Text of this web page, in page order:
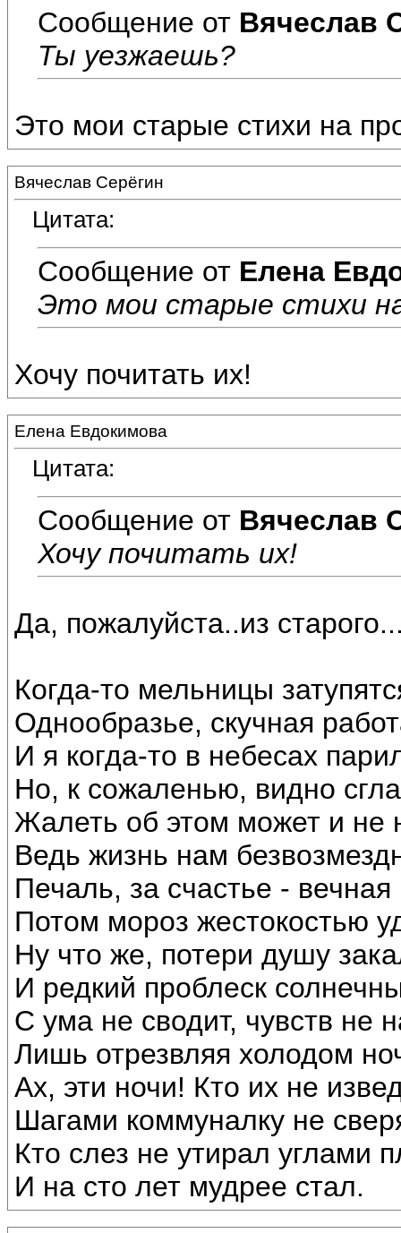
Сообщение от Вячеслав
Ты уезжаешь?
Это мои старые стихи на
Вячеслав Серёгин
Цитата:
Сообщение от Елена
Это мои старые стихи
Хочу почитать их!
Елена Евдокимова
Цитата:
Сообщение от Вячеслав
Хочу почитать их!
Да, пожалуйста..из
Когда-то мельницы
Однообразье, скучная
И я когда-то в небесах
Но, к сожаленью, видно
Жалеть об этом может и не
Ведь жизнь нам
Печаль, за счастье - вечная
Потом мороз жестокостью
Ну что же, потери душу
И редкий проблеск
С ума не сводит, чувств не
Лишь отрезвляя холодом
Ах, эти ночи! Кто их не
Шагами коммуналку не
Кто слез не утирал углами
И на сто лет мудрее стал.